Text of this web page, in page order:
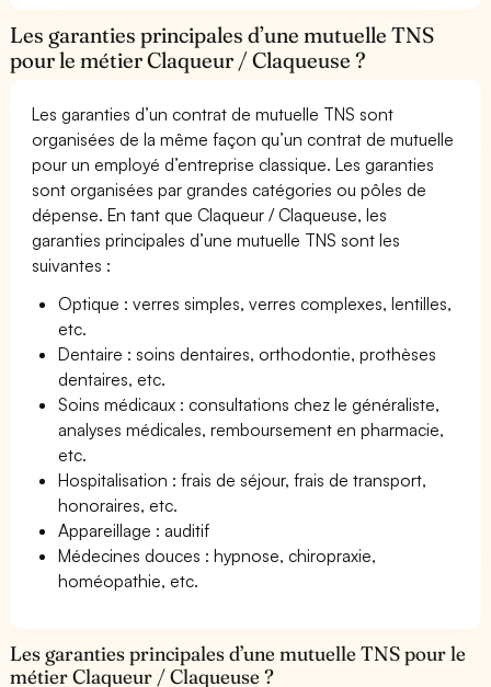
Les garanties principales d’une mutuelle TNS
pour le métier Claqueur / Claqueuse ?
Les garanties d’un contrat de mutuelle TNS sont
organisées de la même façon qu’un contrat de mutuelle
pour un employé d’entreprise classique. Les garanties
sont organisées par grandes catégories ou pôles de
dépense. En tant que Claqueur / Claqueuse, les
garanties principales d’une mutuelle TNS sont les
suivantes :
Optique : verres simples, verres complexes, lentilles,
etc.
Dentaire : soins dentaires, orthodontie, prothèses
dentaires, etc.
Soins médicaux : consultations chez le généraliste,
analyses médicales, remboursement en pharmacie,
etc.
Hospitalisation : frais de séjour, frais de transport,
honoraires, etc.
Appareillage : auditif
Médecines douces : hypnose, chiropraxie,
homéopathie, etc.
Les garanties principales d’une mutuelle TNS pour le
métier Claqueur / Claqueuse ?